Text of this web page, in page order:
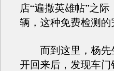
店“遍撒英雄帖”之
辆，这种免费检测的
而到这里，杨先
开回来后，发现车